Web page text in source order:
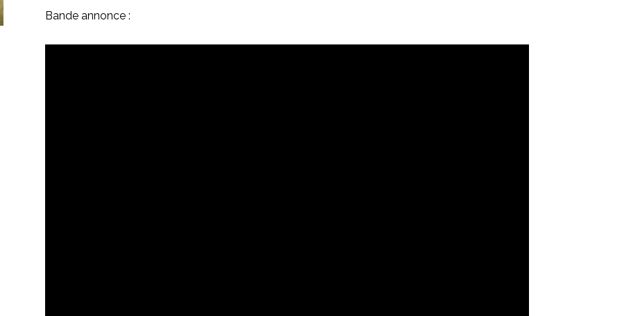
Bande annonce :